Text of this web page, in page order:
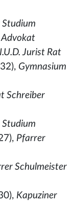
Advokat
Jurist Rat
Gymnasium
Schreiber
Pfarrer
Schulmeister
Kapuziner